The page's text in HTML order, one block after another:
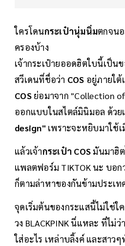
ใครโดนกระเป๋านุ่มนิ่มตกจน
ครองบ้าง
เจ้ากระเป๋ายออดฮิตใบนี้เป็
สวีเดนที่ชื่อว่า COS อยู่ภายใต้
COSย่อมาจาก "Collection
ออกแบบในสไตล์มินิมอล ด้วย
design" เพราะจะหยิบมาใช้
แล้วเจ้ากระเป๋า COS มันมาฮิต
แพลตฟอร์ม TIKTOK นะ บอ
ก็ตามล่าหาของกันข้ามประเท
จุดเริ่มต้นของกระแสนี้ไม่ใช่ใ
วง BLACKPINK นี่แหละ ที่ไม่
ใส่อะไร เหล่าบลิ้งค์ และสาว